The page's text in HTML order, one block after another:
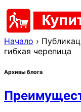
Начало ›
гибкая черепица
Архивы блога